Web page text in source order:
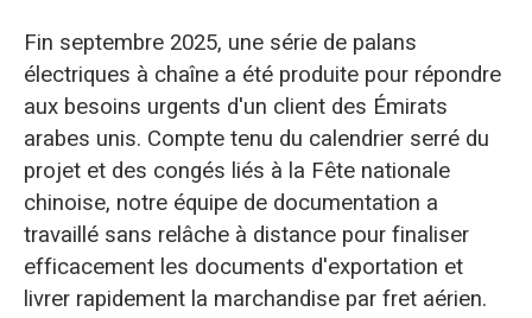
Fin septembre 2025, une série de palans
électriques à chaîne a été produite pour répondre
aux besoins urgents d'un client des Émirats
arabes unis. Compte tenu du calendrier serré du
projet et des congés liés à la Fête nationale
chinoise, notre équipe de documentation a
travaillé sans relâche à distance pour finaliser
efficacement les documents d'exportation et
livrer rapidement la marchandise par fret aérien.